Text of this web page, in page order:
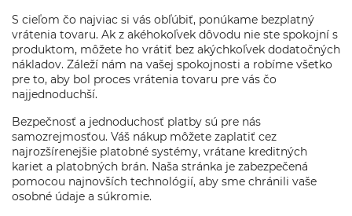
S cieľom čo najviac si vás obľúbiť, ponúkame bezplatný
vrátenia tovaru. Ak z akéhokoľvek dôvodu nie ste spokojní s
produktom, môžete ho vrátiť bez akýchkoľvek dodatočných
nákladov. Záleží nám na vašej spokojnosti a robíme všetko
pre to, aby bol proces vrátenia tovaru pre vás čo
najjednoduchší.
Bezpečnosť a jednoduchosť platby sú pre nás
samozrejmosťou. Váš nákup môžete zaplatiť cez
najrozšírenejšie platobné systémy, vrátane kreditných
kariet a platobných brán. Naša stránka je zabezpečená
pomocou najnovších technológií, aby sme chránili vaše
osobné údaje a súkromie.